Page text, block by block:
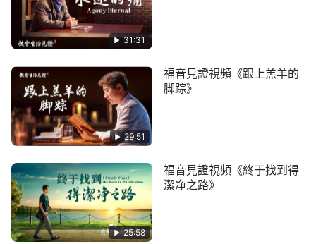
資格進神的國嗎？
31:31
29:51
福音見證視頻《跟上羔羊的
脚踪》
25:58
福音見證視頻《終于找到得
潔净之路》